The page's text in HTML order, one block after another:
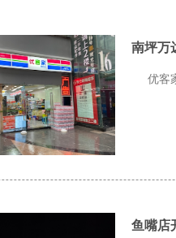
南坪万
优客
鱼嘴店